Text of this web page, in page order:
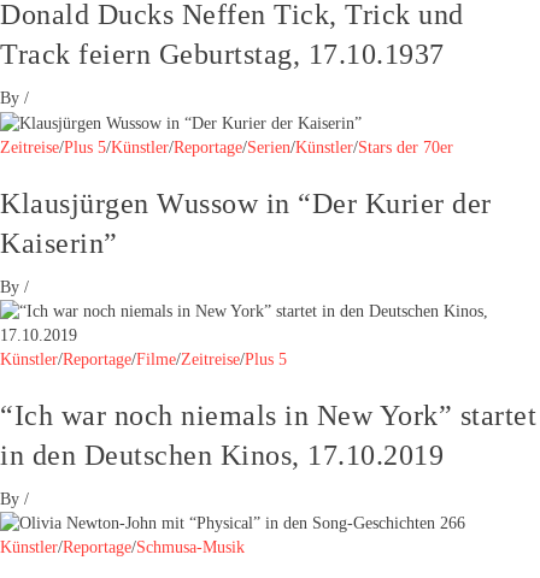
Donald Ducks Neffen Tick, Trick und
Track feiern Geburtstag, 17.10.1937
By /
Zeitreise/Plus 5/Künstler/Reportage/Serien/Künstler/Stars der 70er
Klausjürgen Wussow in “Der Kurier der
Kaiserin”
By /
Künstler/Reportage/Filme/Zeitreise/Plus 5
“Ich war noch niemals in New York” startet
in den Deutschen Kinos, 17.10.2019
By /
Künstler/Reportage/Schmusa-Musik